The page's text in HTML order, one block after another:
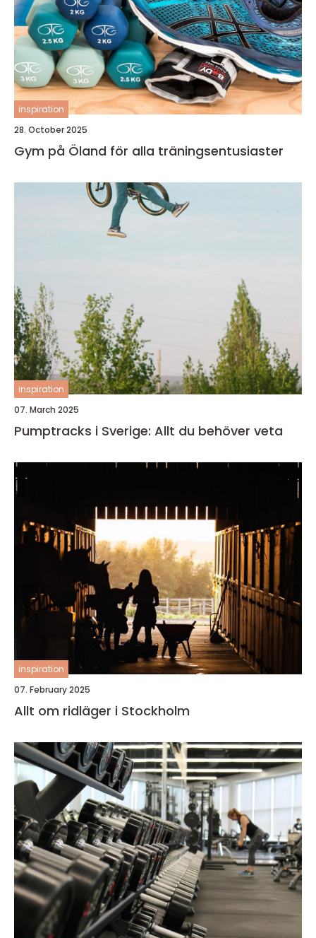
inspiration
28. October 2025
Gym på Öland för alla träningsentusiaster
inspiration
07. March 2025
Pumptracks i Sverige: Allt du behöver veta
inspiration
07. February 2025
Allt om ridläger i Stockholm